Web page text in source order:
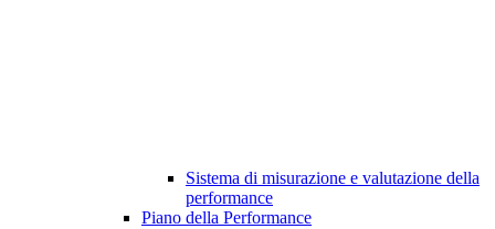
Sistema di misurazione e valutazione della
performance
Piano della Performance